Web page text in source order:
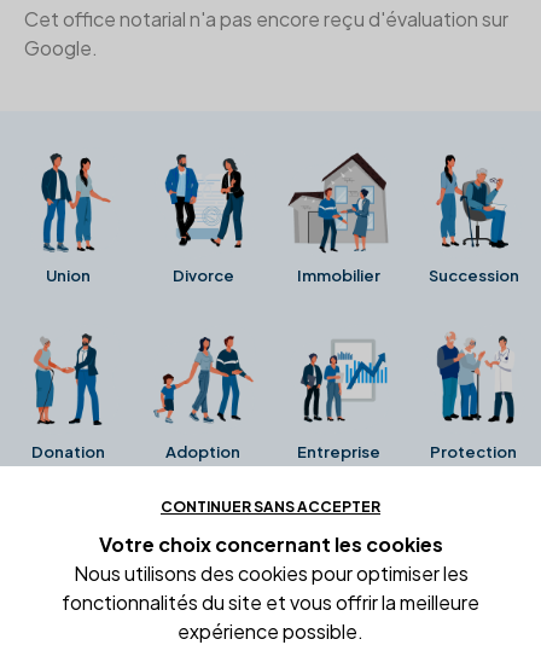
Cet office notarial n'a pas encore reçu d'évaluation sur
Google.
Union Divorce Immobilier Succession
Donation Adoption Entreprise Protection
Ces avis proviennent directement de la fiche Google
Business de l'office notarial. Ils n'ont ni été collectés ni
été vérifiés par Alexia.fr.
CONTINUER SANS ACCEPTER
Votre choix concernant les cookies
Nous utilisons des cookies pour optimiser les
fonctionnalités du site et vous offrir la meilleure
expérience possible.